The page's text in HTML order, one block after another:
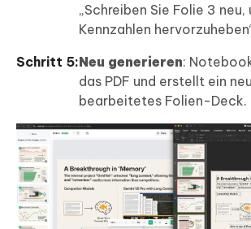
„Schreiben Sie Folie 3
Kennzahlen
Schritt 5:Neu generieren:
das PDF und erstellt ein
bearbeitetes Folien-Deck.